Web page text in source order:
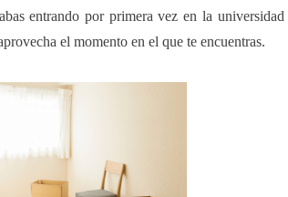
entrando por primera vez en la universidad
el momento en el que te encuentras.